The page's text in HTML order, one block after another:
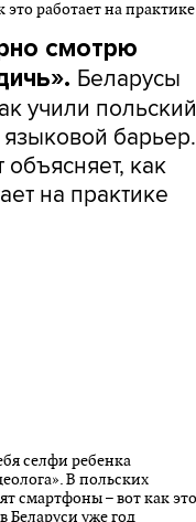
смотрю
Беларусы
учили польский
барьер.
объясняет, как
на практике